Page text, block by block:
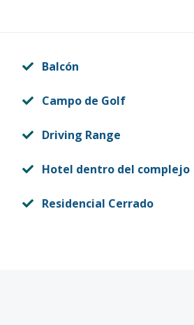
Balcón
Campo de Golf
Driving Range
Hotel dentro del complejo
Residencial Cerrado